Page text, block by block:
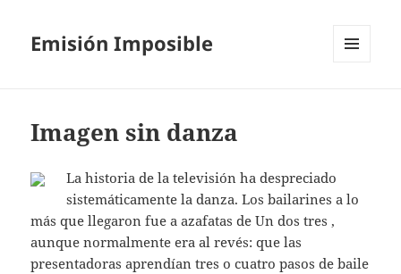
Emisión Imposible
Imagen sin danza
La historia de la televisión ha despreciado
sistemáticamente la danza. Los bailarines a lo
más que llegaron fue a azafatas de Un dos tres ,
aunque normalmente era al revés: que las
presentadoras aprendían tres o cuatro pasos de baile